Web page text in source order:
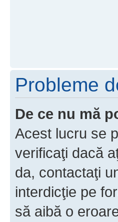
Probleme
De ce nu mă
Acest lucru se
verificaţi dacă
da, contactaţi
interdicţie pe
să aibă o